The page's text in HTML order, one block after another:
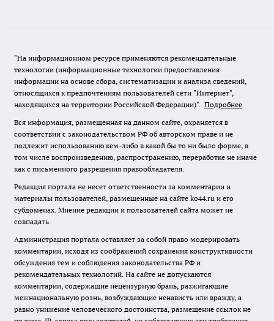
"На информационном ресурсе применяются рекомендательные
технологии (информационные технологии предоставления
информации на основе сбора, систематизации и анализа сведений,
относящихся к предпочтениям пользователей сети "Интернет",
находящихся на территории Российской Федерации)". Подробнее
Вся информация, размещенная на данном сайте, охраняется в
соответствии с законодательством РФ об авторском праве и не
подлежит использованию кем-либо в какой бы то ни было форме, в
том числе воспроизведению, распространению, переработке не иначе
как с письменного разрешения правообладателя.
Редакция портала не несет ответственности за комментарии и
материалы пользователей, размещенные на сайте ko44.ru и его
субдоменах. Мнение редакции и пользователей сайта может не
совпадать.
Администрация портала оставляет за собой право модерировать
комментарии, исходя из соображений сохранения конструктивности
обсуждения тем и соблюдения законодательства РФ и
рекомендательных технологий. На сайте не допускаются
комментарии, содержащие нецензурную брань, разжигающие
межнациональную рознь, возбуждающие ненависть или вражду, а
равно унижение человеческого достоинства, размещение ссылок не